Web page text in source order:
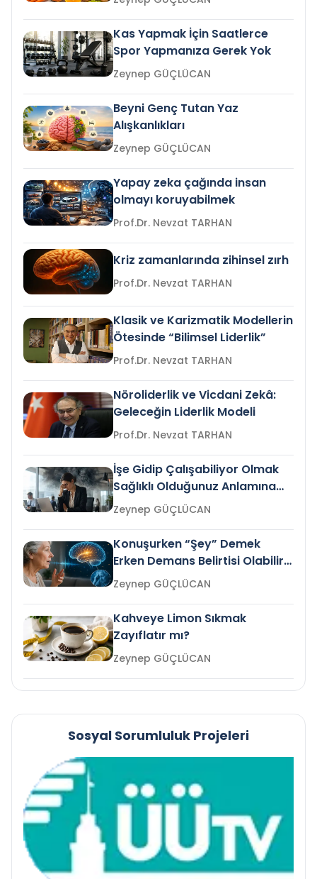
Kas Yapmak İçin Saatlerce
Spor Yapmanıza Gerek Yok
Zeynep GÜÇLÜCAN
Beyni Genç Tutan Yaz
Alışkanlıkları
Zeynep GÜÇLÜCAN
Yapay zeka çağında insan
olmayı koruyabilmek
Prof.Dr. Nevzat TARHAN
Kriz zamanlarında zihinsel zırh
Prof.Dr. Nevzat TARHAN
Klasik ve Karizmatik Modellerin
Ötesinde “Bilimsel Liderlik”
Prof.Dr. Nevzat TARHAN
Nöroliderlik ve Vicdani Zekâ:
Geleceğin Liderlik Modeli
Prof.Dr. Nevzat TARHAN
İşe Gidip Çalışabiliyor Olmak
Sağlıklı Olduğunuz Anlamına
Gelir mi?Zeynep GÜÇLÜCAN
Konuşurken “Şey” Demek
Erken Demans Belirtisi Olabilir
mi?
Zeynep GÜÇLÜCAN
Kahveye Limon Sıkmak
Zayıflatır mı?
Zeynep GÜÇLÜCAN
Sosyal Sorumluluk Projeleri